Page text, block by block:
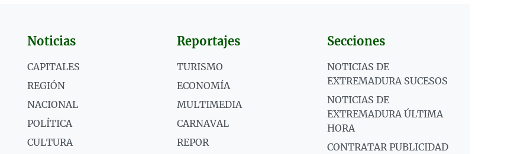
Noticias
CAPITALES
REGIÓN
NACIONAL
POLÍTICA
CULTURA
Reportajes
TURISMO
ECONOMÍA
MULTIMEDIA
CARNAVAL
REPOR
Secciones
NOTICIAS DE
EXTREMADURA SUCESOS
NOTICIAS DE
EXTREMADURA ÚLTIMA
HORA
CONTRATAR PUBLICIDAD